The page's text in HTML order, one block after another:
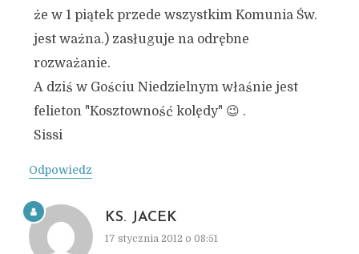
że w 1 piątek przede wszystkim Komunia Św.
jest ważna.) zasługuje na odrębne
rozważanie.
A dziś w Gościu Niedzielnym właśnie jest
felieton "Kosztowność kolędy" 😉 .
Sissi
Odpowiedz
KS. JACEK
17 stycznia 2012 o 08:51